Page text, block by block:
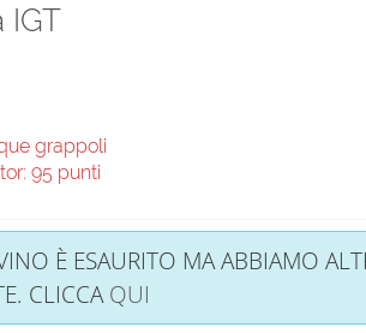
IGT
grappoli
95 punti
È ESAURITO MA ABBIAMO
CLICCAQUI